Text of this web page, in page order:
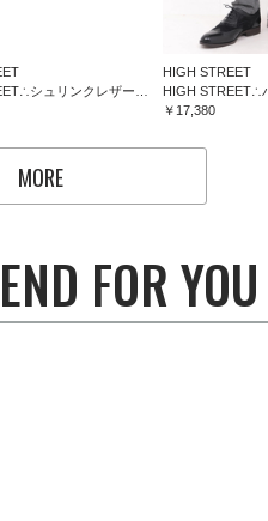
HIGH STREET
￥17,380
MORE
FOR YOU